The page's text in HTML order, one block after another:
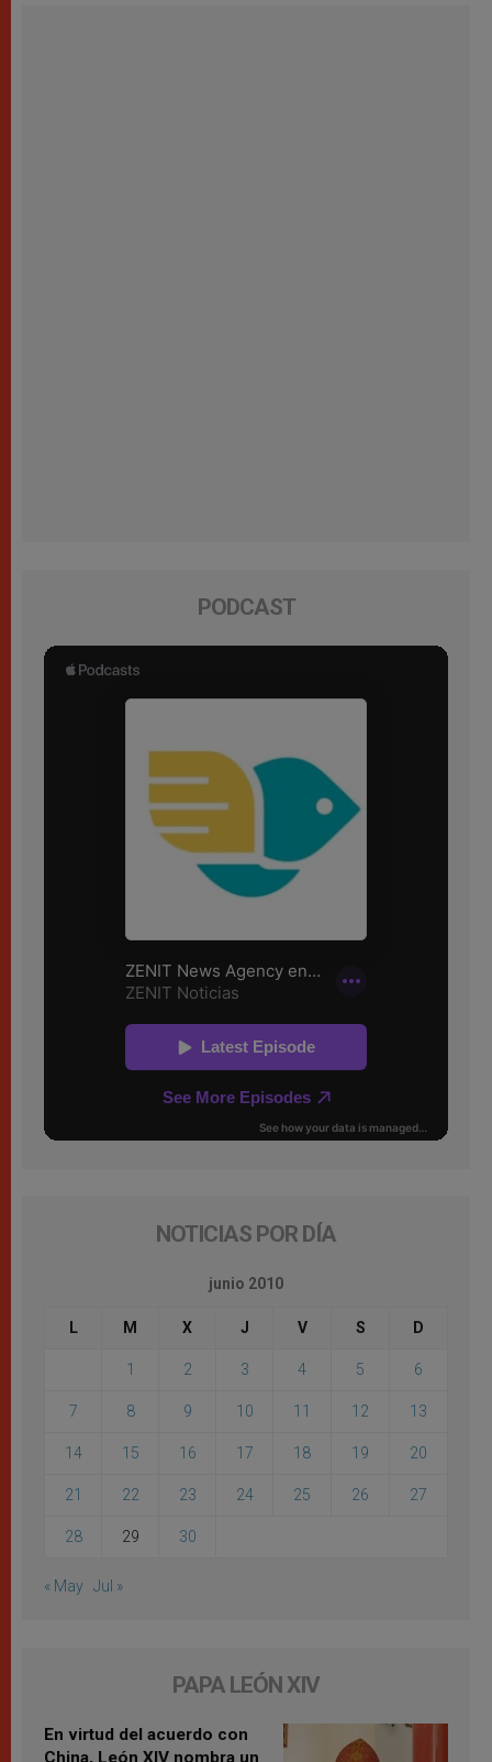
PODCAST
NOTICIAS POR DÍA
junio 2010
L M X J V S D
1 2 3 4 5 6
7 8 9 10 11 12 13
14 15 16 17 18 19 20
21 22 23 24 25 26 27
28 29 30
« May Jul »
PAPA LEÓN XIV
En virtud del acuerdo con